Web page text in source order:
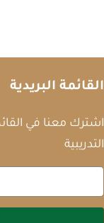
القائمة البريدية
اشترك معنا في
التدريبية